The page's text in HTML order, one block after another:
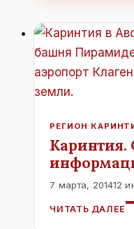
РЕГИОН
Каринтия.
7 марта, 201412
ЧИТАТЬ ДАЛЕЕ